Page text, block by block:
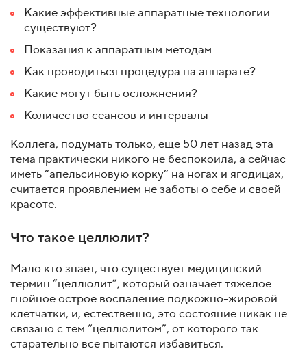
Какие эффективные аппаратные технологии
существуют?
Показания к аппаратным методам
Как проводиться процедура на аппарате?
Какие могут быть осложнения?
Количество сеансов и интервалы
Коллега, подумать только, еще 50 лет назад эта
тема практически никого не беспокоила, а сейчас
иметь “апельсиновую корку” на ногах и ягодицах,
считается проявлением не заботы о себе и своей
красоте.
Что такое целлюлит?
Мало кто знает, что существует медицинский
термин “целлюлит”, который означает тяжелое
гнойное острое воспаление подкожно-жировой
клетчатки, и, естественно, это состояние никак не
связано с тем “целлюлитом”, от которого так
старательно все пытаются избавиться.